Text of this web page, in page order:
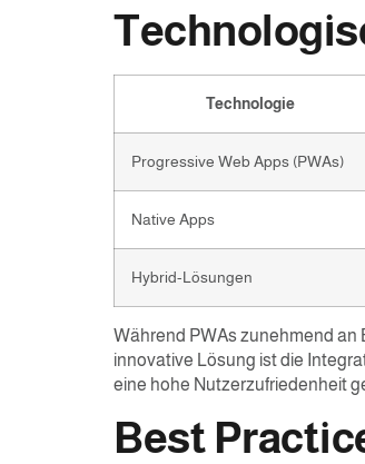
Technologie
Progressive Web Apps (PWAs)
Native Apps
Hybrid-Lösungen
Während PWAs zunehmend an
innovative Lösung ist die
eine hohe Nutzerzufriedenheit
Best